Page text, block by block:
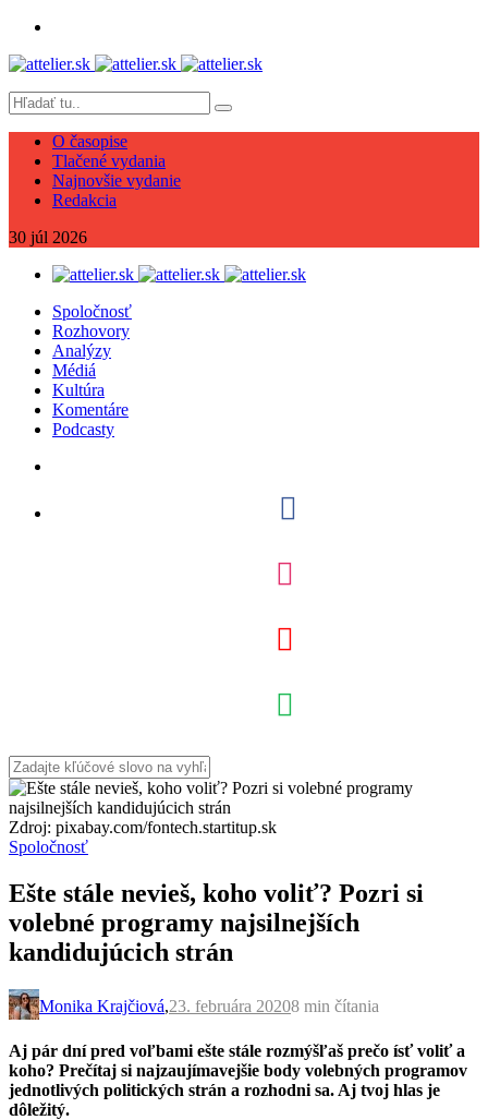
O časopise
Tlačené vydania
Najnovšie vydanie
Redakcia
30 júl 2026
Spoločnosť
Rozhovory
Analýzy
Médiá
Kultúra
Komentáre
Podcasty
Zdroj: pixabay.com/fontech.startitup.sk
Spoločnosť
Ešte stále nevieš, koho voliť? Pozri si
volebné programy najsilnejších
kandidujúcich strán
Monika Krajčiová,23. februára 20208 min čítania
Aj pár dní pred voľbami ešte stále rozmýšľaš prečo ísť voliť a
koho? Prečítaj si najzaujímavejšie body volebných programov
jednotlivých politických strán a rozhodni sa. Aj tvoj hlas je
dôležitý.